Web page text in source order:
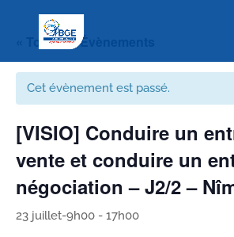
« Tous les Évènements
Cet évènement est passé.
[VISIO] Conduire un
vente et conduire un
négociation – J2/2 –
23 juillet-9h00 - 17h00